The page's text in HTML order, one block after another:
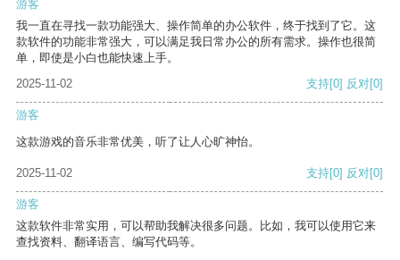
游客
我一直在寻找一款功能强大、操作简单的办公软件，终于找到了它。这
款软件的功能非常强大，可以满足我日常办公的所有需求。操作也很简
单，即使是小白也能快速上手。
2025-11-02
支持[0] 反对[0]
游客
这款游戏的音乐非常优美，听了让人心旷神怡。
2025-11-02 支持[0] 反对[0]
游客
这款软件非常实用，可以帮助我解决很多问题。比如，我可以使用它来
查找资料、翻译语言、编写代码等。